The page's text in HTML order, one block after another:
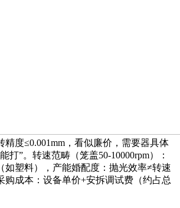
精度≤0.001mm，看似廉价，需要器具体
打”。转速范畴（笼盖50-10000rpm）：
如塑料），产能婚配度：抛光效率≠转速
购成本：设备单价+安拆调试费（约占总